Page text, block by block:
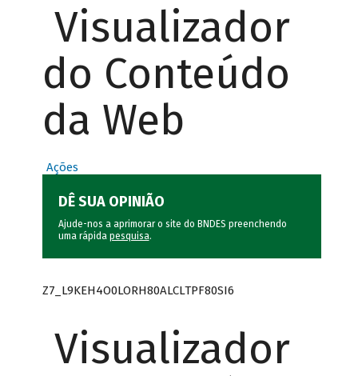
Visualizador
do Conteúdo
da Web
Ações
DÊ SUA OPINIÃO
Ajude-nos a aprimorar o site do BNDES preenchendo
uma rápida pesquisa.
Z7_L9KEH4O0LORH80ALCLTPF80SI6
Visualizador